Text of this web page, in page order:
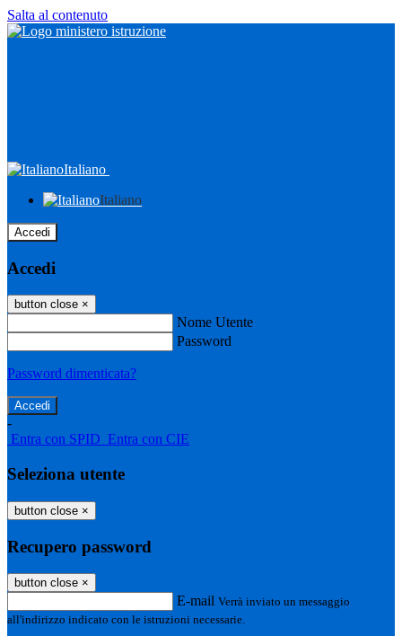
Salta al contenuto
Italiano
Italiano
Accedi
Accedi
button close ×
Nome Utente
Password
Password dimenticata?
-
Entra con SPID Entra con CIE
Seleziona utente
button close ×
Recupero password
button close ×
E-mail Verrà inviato un messaggio
all'indirizzo indicato con le istruzioni necessarie.